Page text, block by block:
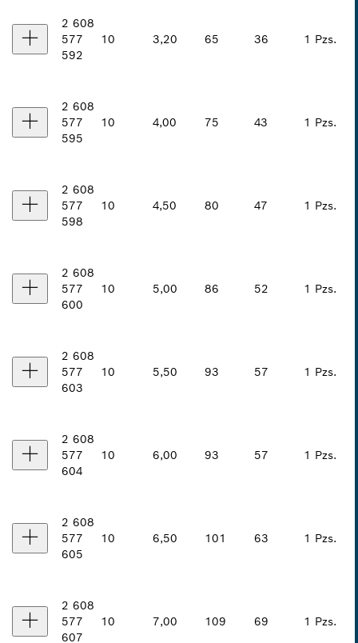
2 608
577
592
10 3,20 65 36 1 Pzs.
2 608
577
595
10 4,00 75 43 1 Pzs.
2 608
577
598
10 4,50 80 47 1 Pzs.
2 608
577
600
10 5,00 86 52 1 Pzs.
2 608
577
603
10 5,50 93 57 1 Pzs.
2 608
577
604
10 6,00 93 57 1 Pzs.
2 608
577
605
10 6,50 101 63 1 Pzs.
2 608
577
607
10 7,00 109 69 1 Pzs.